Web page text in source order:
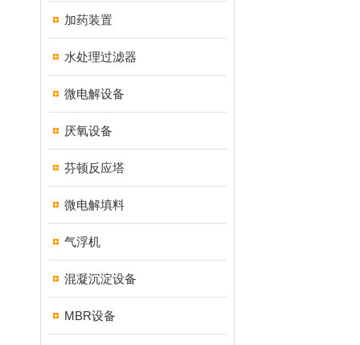
加药装置
水处理过滤器
微电解设备
厌氧设备
芬顿反应塔
微电解填料
气浮机
混凝沉淀设备
MBR设备